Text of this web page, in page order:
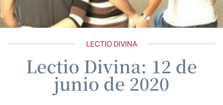
LECTIO DIVINA
Lectio Divina: 12 de
junio de 2020